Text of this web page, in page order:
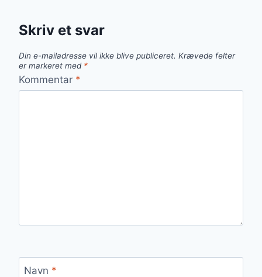
Skriv et svar
Din e-mailadresse vil ikke blive publiceret. Krævede felter
er markeret med *
Kommentar *
Navn *